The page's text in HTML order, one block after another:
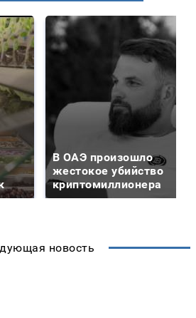
В ОАЭ произошло
жестокое убийство
криптомиллионера
новость